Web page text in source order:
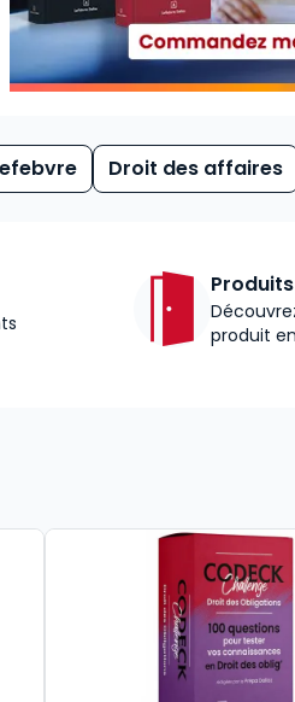
Droit des affaires
produit